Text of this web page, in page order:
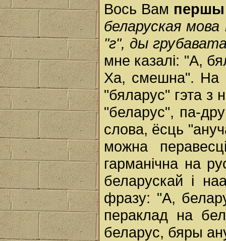
Вось Вам першы
беларуская
"г", ды
мне казалі: "А,
Ха, смешна". На
"бяларус" гэта
"беларус", па-
слова, ёсць
можна
гарманічна на
беларускай і
фразу: "А,
пераклад на
беларус, бяры